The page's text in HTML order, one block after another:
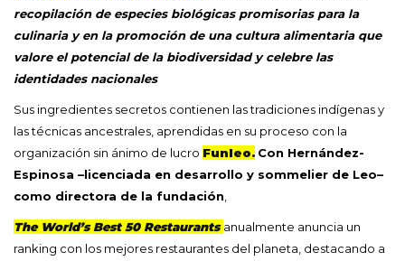
recopilación de especies biológicas promisorias para la
culinaria y en la promoción de una cultura alimentaria que
valore el potencial de la biodiversidad y celebre las
identidades nacionales
Sus ingredientes secretos contienen las tradiciones indígenas y
las técnicas ancestrales, aprendidas en su proceso con la
organización sin ánimo de lucro Funleo. Con Hernández-
Espinosa –licenciada en desarrollo y sommelier de Leo–
como directora de la fundación
The World’s Best 50 Restaurantsanualmente anuncia un
ranking con los mejores restaurantes del planeta, destacando a